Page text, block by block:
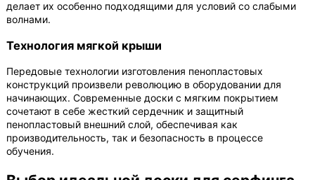
делает их особенно подходящими для условий со слабыми
волнами.
Технология мягкой крыши
Передовые технологии изготовления пенопластовых
конструкций произвели революцию в оборудовании для
начинающих. Современные доски с мягким покрытием
сочетают в себе жесткий сердечник и защитный
пенопластовый внешний слой, обеспечивая как
производительность, так и безопасность в процессе
обучения.